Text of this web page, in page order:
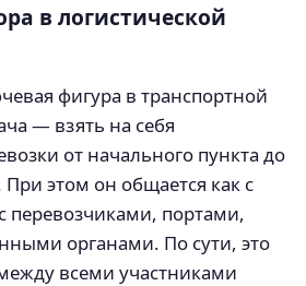
в логистической
фигура в транспортной
— взять на себя
от начального пункта до
этом он общается как с
перевозчиками, портами,
органами. По сути, это
всеми участниками